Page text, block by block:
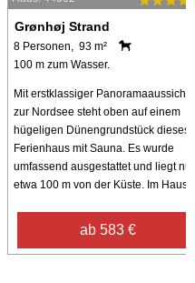
Grønhøj Strand
8 Personen, 93 m²
100 m zum Wasser.
Mit erstklassiger Panoramaaussicht
zur Nordsee steht oben auf einem
hügeligen Dünengrundstück dieses
Ferienhaus mit Sauna. Es wurde
umfassend ausgestattet und liegt nur
etwa 100 m von der Küste. Im Haus
ab 583 €